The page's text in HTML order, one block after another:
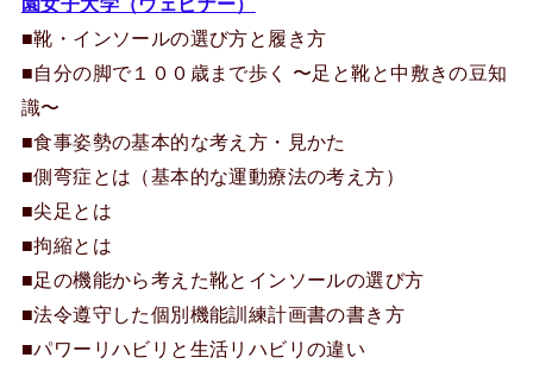
■靴・インソールの選び方と履き方
■自分の脚で１００歳まで歩く 〜足と靴と中敷きの豆知
識〜
■食事姿勢の基本的な考え方・見かた
■側弯症とは（基本的な運動療法の考え方）
■尖足とは
■拘縮とは
■足の機能から考えた靴とインソールの選び方
■法令遵守した個別機能訓練計画書の書き方
■パワーリハビリと生活リハビリの違い